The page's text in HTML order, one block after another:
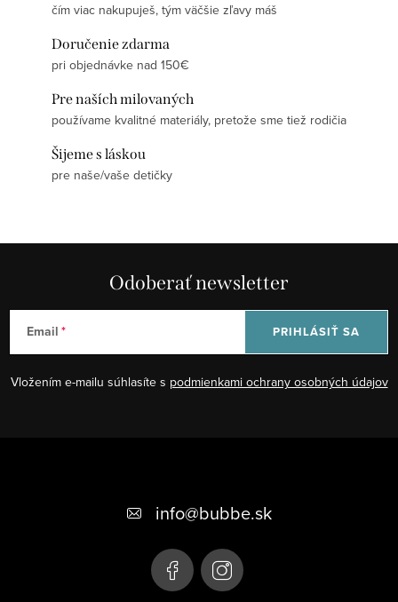
čím viac nakupuješ, tým väčšie zľavy máš
Doručenie zdarma
pri objednávke nad 150€
Pre naších milovaných
používame kvalitné materiály, pretože sme tiež rodičia
Šijeme s láskou
pre naše/vaše detičky
Odoberať newsletter
Email
Vložením e-mailu súhlasíte s podmienkami ochrany osobných údajov
PRIHLÁSIŤ SA
info@bubbe.sk